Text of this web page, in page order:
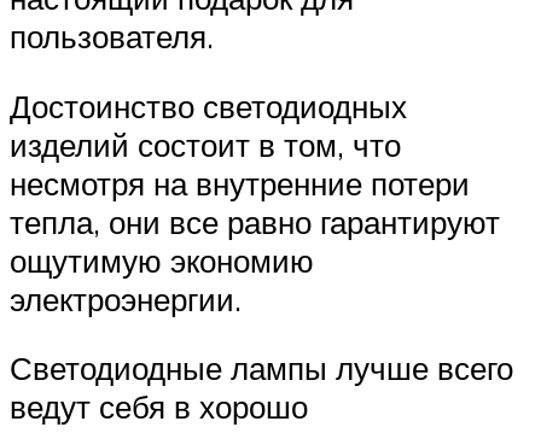
пользователя.
Достоинство светодиодных
изделий состоит в том, что
несмотря на внутренние потери
тепла, они все равно гарантируют
ощутимую экономию
электроэнергии.
Светодиодные лампы лучше всего
ведут себя в хорошо